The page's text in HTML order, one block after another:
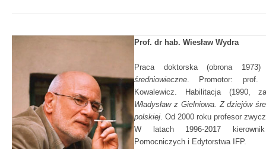
Prof. dr hab. Wiesław Wydra
Praca doktorska (obrona
średniowieczne. Promotor: prof.
Kowalewicz. Habilitacja (1990,
Władysław z Gielniowa. Z dziejów
polskiej. Od 2000 roku profesor
W latach 1996-2017
Pomocniczych i Edytorstwa IFP.